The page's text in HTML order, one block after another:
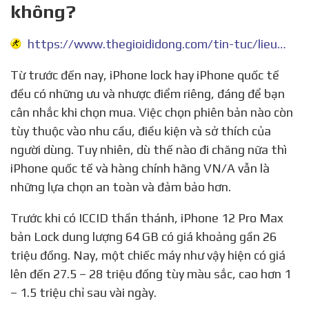
không?
https://www.thegioididong.com/tin-tuc/lieu-iphone-lock-co-tang-gia-manh-khong-1316031
Từ trước đến nay, iPhone lock hay iPhone quốc tế
đều có những ưu và nhược điểm riêng, đáng để bạn
cân nhắc khi chọn mua. Việc chọn phiên bản nào còn
tùy thuộc vào nhu cầu, điều kiện và sở thích của
người dùng. Tuy nhiên, dù thế nào đi chăng nữa thì
iPhone quốc tế và hàng chính hãng VN/A vẫn là
những lựa chọn an toàn và đảm bảo hơn.
Trước khi có ICCID thần thánh, iPhone 12 Pro Max
bản Lock dung lượng 64 GB có giá khoảng gần 26
triệu đồng. Nay, một chiếc máy như vậy hiện có giá
lên đến 27.5 – 28 triệu đồng tùy màu sắc, cao hơn 1
– 1.5 triệu chỉ sau vài ngày.